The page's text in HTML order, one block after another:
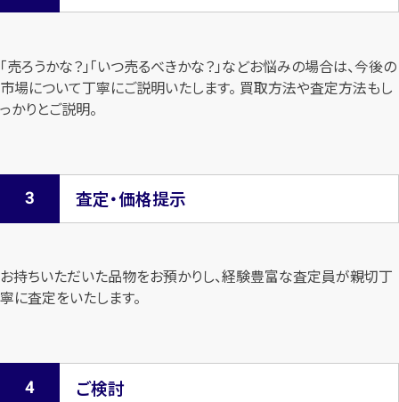
「売ろうかな？」「いつ売るべきかな？」などお悩みの場合は、今後の
市場について丁寧にご説明いたします。 買取方法や査定方法もし
っかりとご説明。
査定・価格提示
お持ちいただいた品物をお預かりし、経験豊富な査定員が親切丁
寧に査定をいたします。
ご検討